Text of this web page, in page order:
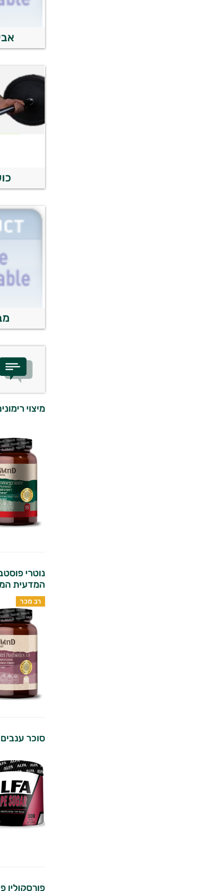
מיצוי
המדעית
רב מכר
סוכר ענבים 300 גרם |
פורסקולין